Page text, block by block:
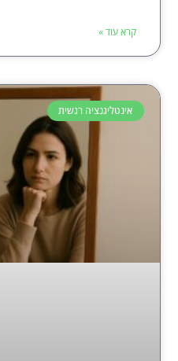
קרא עוד »
אינטליגנציה רגשית